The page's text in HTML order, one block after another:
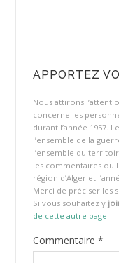
APPORTEZ
Nous attirons
concerne les
durant l’année 1957.
l’ensemble de la
l’ensemble du
les commentaires ou
région d’Alger et
Merci de préciser les
Si vous souhaitez y
de cette autre page
Commentaire *